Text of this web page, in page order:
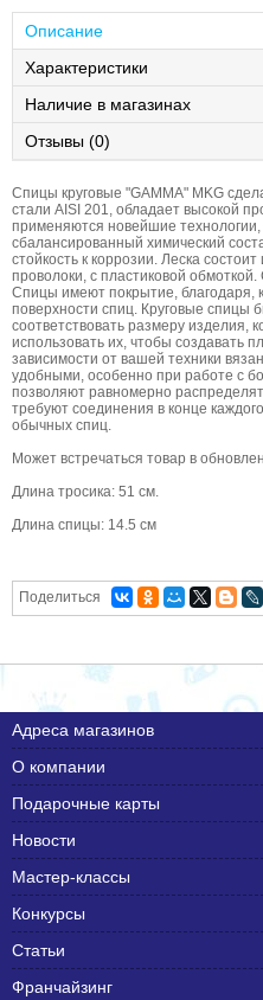
Описание
Характеристики
Наличие в магазинах
Отзывы (0)
Спицы круговые "GAMMA" MKG
стали AISI 201, обладает высокой
применяются новейшие технологии,
сбалансированный химический
стойкость к коррозии. Леска
проволоки, с пластиковой
Спицы имеют покрытие, благодаря,
поверхности спиц. Круговые спицы
соответствовать размеру изделия,
использовать их, чтобы создавать
зависимости от вашей техники
удобными, особенно при работе с
позволяют равномерно
требуют соединения в конце
обычных спиц.
Может встречаться товар в
Длина тросика: 51 см.
Длина спицы: 14.5 см
Поделиться
Адреса магазинов
О компании
Подарочные карты
Новости
Мастер-классы
Конкурсы
Статьи
Франчайзинг